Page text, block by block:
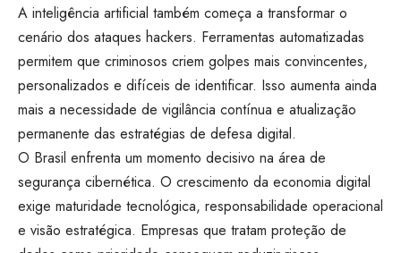
A inteligência artificial também começa a transformar o
cenário dos ataques hackers. Ferramentas automatizadas
permitem que criminosos criem golpes mais convincentes,
personalizados e difíceis de identificar. Isso aumenta ainda
mais a necessidade de vigilância contínua e atualização
permanente das estratégias de defesa digital.
O Brasil enfrenta um momento decisivo na área de
segurança cibernética. O crescimento da economia digital
exige maturidade tecnológica, responsabilidade operacional
e visão estratégica. Empresas que tratam proteção de